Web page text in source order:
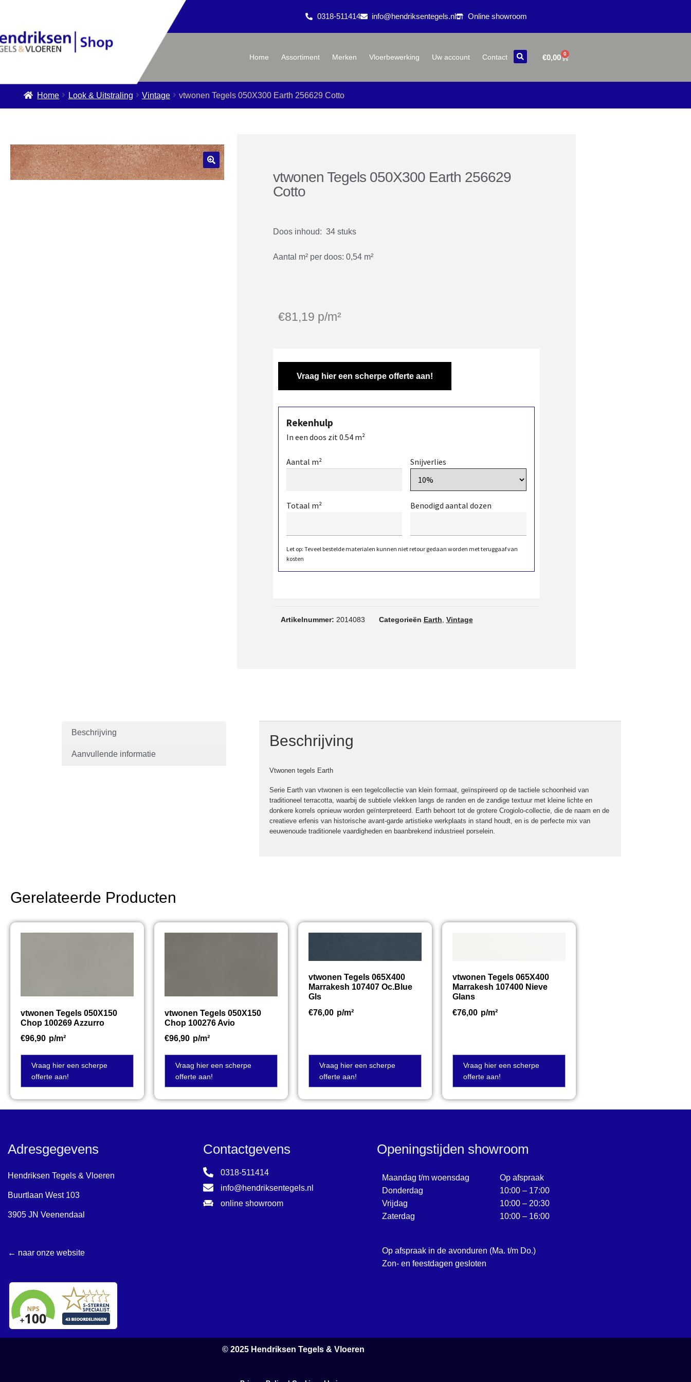
0318-511414 info@hendriksentegels.nl Online showroom
Home Assortiment Merken Vloerbewerking Uw account Contact €0,00 0
Home Look & Uitstraling Vintage vtwonen Tegels 050X300 Earth 256629 Cotto
vtwonen Tegels 050X300 Earth 256629
Cotto
Doos inhoud: 34 stuks
Aantal m² per doos: 0,54 m²
€81,19 p/m²
Vraag hier een scherpe offerte aan!
Rekenhulp
In een doos zit 0.54m²
Aantal m² Snijverlies
Totaal m² Benodigd aantal dozen
Let op: Teveel bestelde materialen kunnen niet retour gedaan worden met teruggaaf van
kosten
Artikelnummer: 2014083 Categorieën Earth, Vintage
Beschrijving
Aanvullende informatie
Beschrijving
Vtwonen tegels Earth
Serie Earth van vtwonen is een tegelcollectie van klein formaat, geïnspireerd op de tactiele schoonheid van
traditioneel terracotta, waarbij de subtiele vlekken langs de randen en de zandige textuur met kleine lichte en
donkere korrels opnieuw worden geïnterpreteerd. Earth behoort tot de grotere Crogiolo-collectie, die de naam en de
creatieve erfenis van historische avant-garde artistieke werkplaats in stand houdt, en is de perfecte mix van
eeuwenoude traditionele vaardigheden en baanbrekend industrieel porselein.
Gerelateerde Producten
vtwonen Tegels 050X150
Chop 100269 Azzurro
€96,90 p/m²
Vraag hier een scherpe
offerte aan!
vtwonen Tegels 050X150
Chop 100276 Avio
€96,90 p/m²
Vraag hier een scherpe
offerte aan!
vtwonen Tegels 065X400
Marrakesh 107407 Oc.Blue
Gls
€76,00 p/m²
Vraag hier een scherpe
offerte aan!
vtwonen Tegels 065X400
Marrakesh 107400 Nieve
Glans
€76,00 p/m²
Vraag hier een scherpe
offerte aan!
Adresgegevens
Hendriksen Tegels & Vloeren
Buurtlaan West 103
3905 JN Veenendaal
← naar onze website
Contactgevens
0318-511414
info@hendriksentegels.nl
online showroom
Openingstijden showroom
Maandag t/m woensdag
Donderdag
Vrijdag
Zaterdag
Op afspraak
10:00 – 17:00
10:00 – 20:30
10:00 – 16:00
Op afspraak in de avonduren (Ma. t/m Do.)
Zon- en feestdagen gesloten
© 2025 Hendriksen Tegels & Vloeren